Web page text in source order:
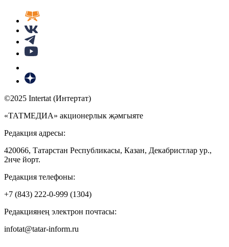
©2025 Intertat (Интертат)
«ТАТМЕДИА» акционерлык җәмгыяте
Редакция адресы:
420066, Татарстан Республикасы, Казан, Декабристлар ур.,
2нче йорт.
Редакция телефоны:
+7 (843) 222-0-999 (1304)
Редакциянең электрон почтасы:
infotat@tatar-inform.ru